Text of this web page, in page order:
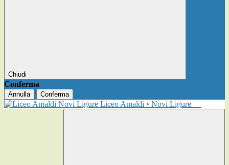
Chiudi
Conferma
Annulla Conferma
Liceo Amaldi • Novi Ligure